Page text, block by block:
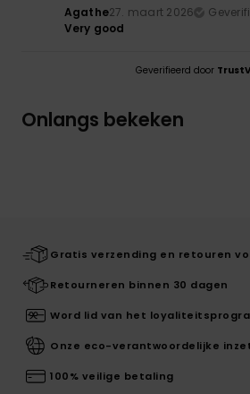
Agathe27. maart 2026
Very good
Geverifieerd door
Onlangs bekeken
Gratis verzending en retouren
Retourneren binnen 30 dagen
Word lid van het
Onze eco-verantwoordelijke
100% veilige betaling